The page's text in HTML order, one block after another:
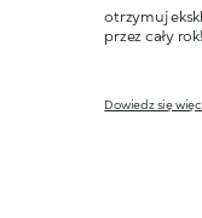
otrzymuj
przez cały rok!
Dowiedz się